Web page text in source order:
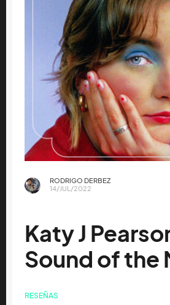
RODRIGO DERBEZ
14/JUL/2022
Katy J
Sound of the
RESEÑAS